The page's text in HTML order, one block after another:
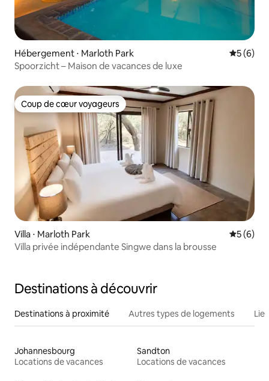
Hébergement ⋅ Marloth Park
5 (6)
Spoorzicht – Maison de vacances de luxe
Coup de cœur voyageurs
Coup de cœur voyageurs
Villa ⋅ Marloth Park
5 (6)
Villa privée indépendante Singwe dans la brousse
Destinations à découvrir
Destinations à proximité Autres types de logements
Johannesbourg
Locations de vacances
Sandton
Locations de vacances